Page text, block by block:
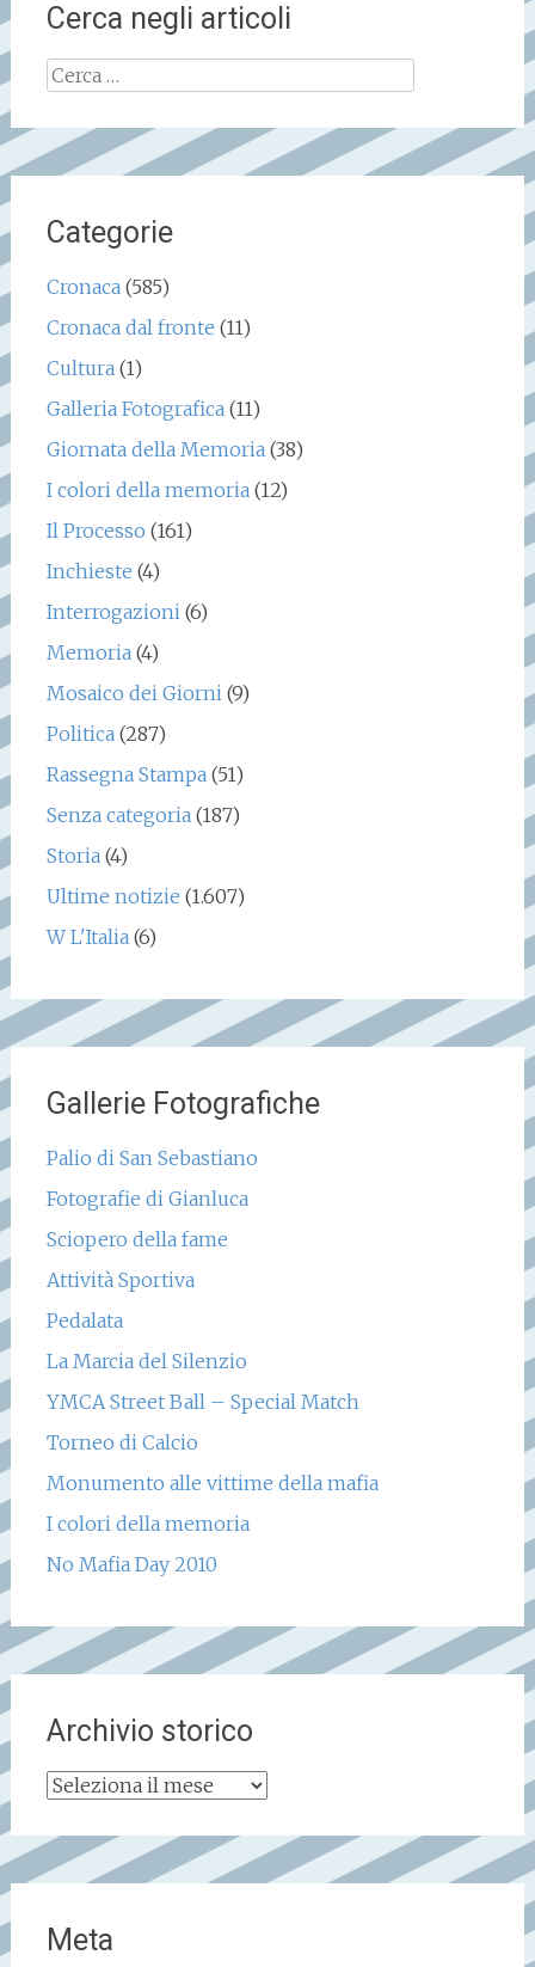
Cerca negli articoli
Ricerca
Categorie
Cronaca(585)
Cronaca dal fronte (11)
Cultura(1)
Galleria Fotografica(11)
Giornata della Memoria(38)
I colori della memoria(12)
Il Processo (161)
Inchieste (4)
Interrogazioni(6)
Memoria(4)
Mosaico dei Giorni(9)
Politica(287)
Rassegna Stampa(51)
Senza categoria(187)
Storia(4)
Ultime notizie (1.607)
W L'Italia(6)
Gallerie Fotografiche
Palio di San Sebastiano
Fotografie di Gianluca
Sciopero della fame
Attività Sportiva
Pedalata
La Marcia del Silenzio
YMCA Street Ball – Special Match
Torneo di Calcio
Monumento alle vittime della mafia
I colori della memoria
No Mafia Day 2010
Archivio storico
Archivio
Meta